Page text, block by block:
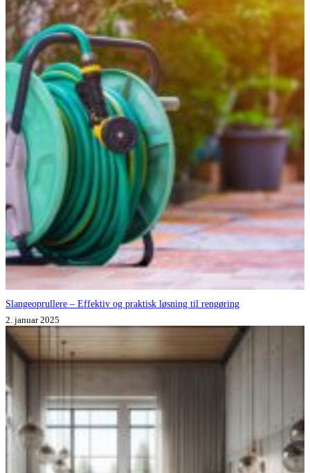
Slangeoprullere – Effektiv og praktisk løsning til rengøring
2. januar 2025